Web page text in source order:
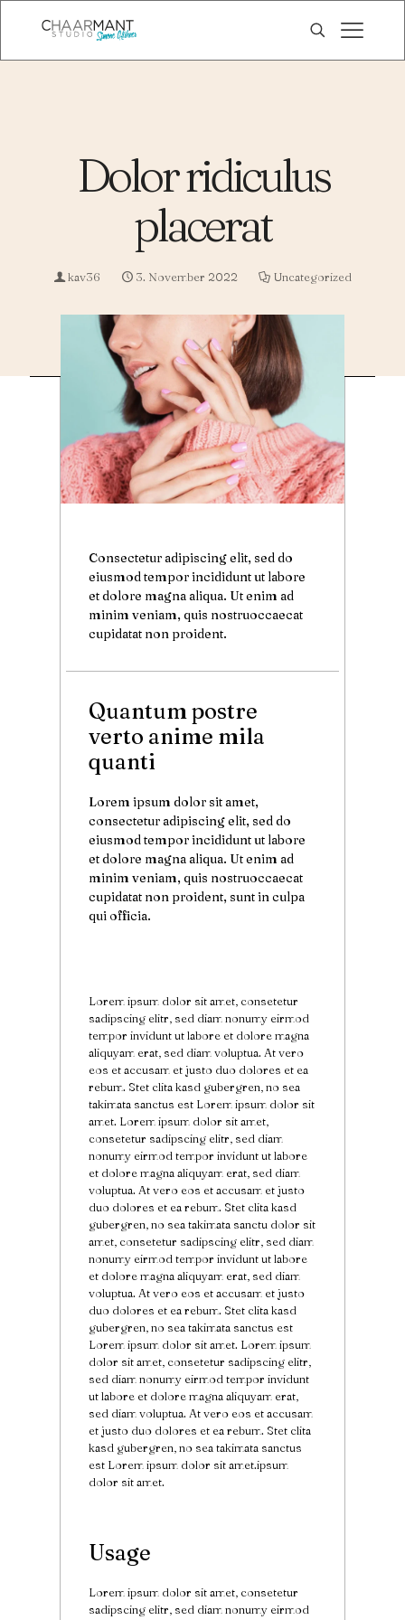
Dolor ridiculus
placerat
kav36 3. November 2022 Uncategorized
Consectetur adipiscing elit, sed do
eiusmod tempor incididunt ut labore
et dolore magna aliqua. Ut enim ad
minim veniam, quis nostruoccaecat
cupidatat non proident.
Quantum postre
verto anime mila
quanti
Lorem ipsum dolor sit amet,
consectetur adipiscing elit, sed do
eiusmod tempor incididunt ut labore
et dolore magna aliqua. Ut enim ad
minim veniam, quis nostruoccaecat
cupidatat non proident, sunt in culpa
qui officia.
Lorem ipsum dolor sit amet, consetetur
sadipscing elitr, sed diam nonumy eirmod
tempor invidunt ut labore et dolore magna
aliquyam erat, sed diam voluptua. At vero
eos et accusam et justo duo dolores et ea
rebum. Stet clita kasd gubergren, no sea
takimata sanctus est Lorem ipsum dolor sit
amet. Lorem ipsum dolor sit amet,
consetetur sadipscing elitr, sed diam
nonumy eirmod tempor invidunt ut labore
et dolore magna aliquyam erat, sed diam
voluptua. At vero eos et accusam et justo
duo dolores et ea rebum. Stet clita kasd
gubergren, no sea takimata sanctu dolor sit
amet, consetetur sadipscing elitr, sed diam
nonumy eirmod tempor invidunt ut labore
et dolore magna aliquyam erat, sed diam
voluptua. At vero eos et accusam et justo
duo dolores et ea rebum. Stet clita kasd
gubergren, no sea takimata sanctus est
Lorem ipsum dolor sit amet. Lorem ipsum
dolor sit amet, consetetur sadipscing elitr,
sed diam nonumy eirmod tempor invidunt
ut labore et dolore magna aliquyam erat,
sed diam voluptua. At vero eos et accusam
et justo duo dolores et ea rebum. Stet clita
kasd gubergren, no sea takimata sanctus
est Lorem ipsum dolor sit amet.ipsum
dolor sit amet.
Usage
Lorem ipsum dolor sit amet, consetetur
sadipscing elitr, sed diam nonumy eirmod